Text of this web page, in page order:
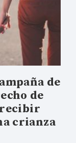
de
de
recibir
crianza